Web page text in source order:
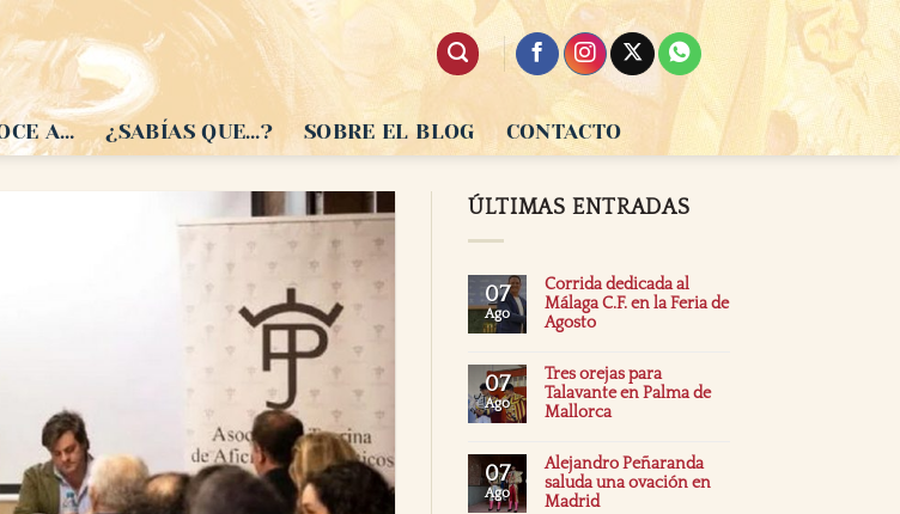
A… ¿SABÍAS QUE…? SOBRE EL BLOG CONTACTO
ÚLTIMAS ENTRADAS
07
Ago
Corrida dedicada al
Málaga C.F. en la Feria de
Agosto
07
Ago
Tres orejas para
Talavante en Palma de
Mallorca
07
Ago
Alejandro Peñaranda
saluda una ovación en
Madrid